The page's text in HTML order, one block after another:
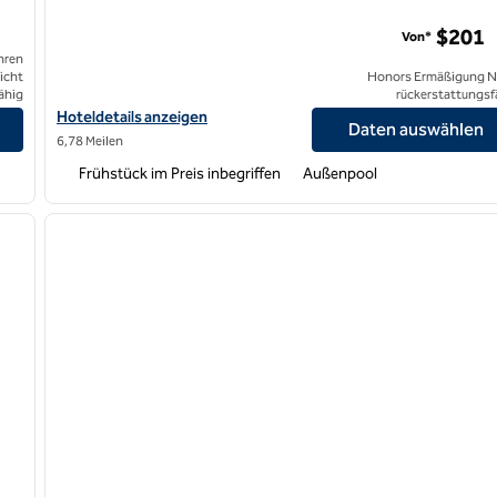
anzeigenHoteldetails für Hampton Inn & Suites Los Angeles/Hollywood
Hoteldetails anzeigen
6,78 Meilen
Von* $201
Honors Ermäßigung
Daten auswählen
Frühstück im Preis inbegriffen Außenpool
nächstes Bild
1 von 12